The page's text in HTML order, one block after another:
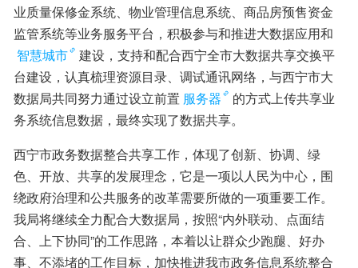
业质量保修金系统、物业管理信息系统、商品房预售资金
监管系统等业务服务平台，积极参与和推进大数据应用和
智慧城市
建设，支持和配合西宁全市大数据共享交换平
台建设，认真梳理资源目录、调试通讯网络，与西宁市大
数据局共同努力通过设立前置 服务器
的方式上传共享业
务系统信息数据，最终实现了数据共享。
西宁市政务数据整合共享工作，体现了创新、协调、绿
色、开放、共享的发展理念，它是一项以人民为中心，围
绕政府治理和公共服务的改革需要所做的一项重要工作。
我局将继续全力配合大数据局，按照“内外联动、点面结
合、上下协同”的工作思路，本着以让群众少跑腿、好办
事、不添堵的工作目标，加快推进我市政务信息系统整合